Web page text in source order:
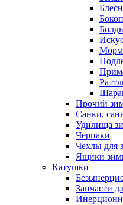
Прочий
Санки,
Удилища
Черпаки
Чехлы для
Ящики
Катушки
Запчасти